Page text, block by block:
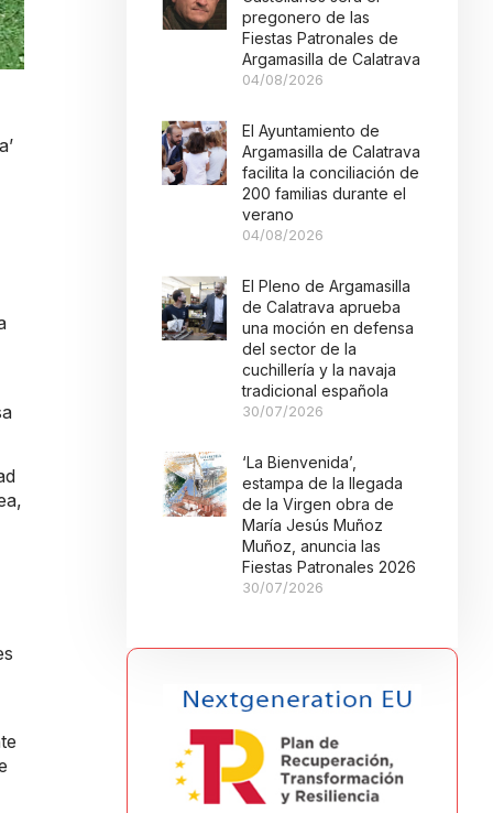
pregonero de las
Fiestas Patronales de
Argamasilla de Calatrava
04/08/2026
El Ayuntamiento de
Argamasilla de Calatrava
facilita la conciliación de
200 familias durante el
verano
04/08/2026
El Pleno de Argamasilla
de Calatrava aprueba
una moción en defensa
del sector de la
cuchillería y la navaja
tradicional española
30/07/2026
‘La Bienvenida’,
estampa de la llegada
de la Virgen obra de
María Jesús Muñoz
Muñoz, anuncia las
Fiestas Patronales 2026
30/07/2026